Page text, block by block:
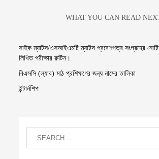
WHAT YOU CAN READ
সাইক ম্যাটস/এসআইএমটি ম্যাটস প্রবেশপত্র সংগ্রহের
লিখিত পরীক্ষার রুটিন।
বিএসসি (ল্যাব) মাঠ প্রশিক্ষণের জন্য নামের তালিকা
ইন্টার্নশিপ